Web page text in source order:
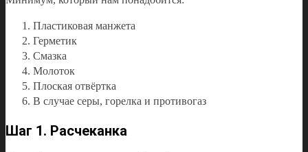
Пластиковая манжета
Герметик
Смазка
Молоток
Плоская отвёртка
В случае серы, горелка и противогаз
Шаг 1. Расчеканка